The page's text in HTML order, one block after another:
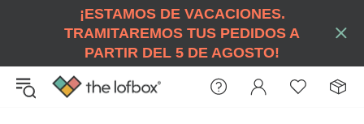
¡ESTAMOS DE VACACIONES.
TRAMITAREMOS TUS PEDIDOS A
PARTIR DEL 5 DE AGOSTO!